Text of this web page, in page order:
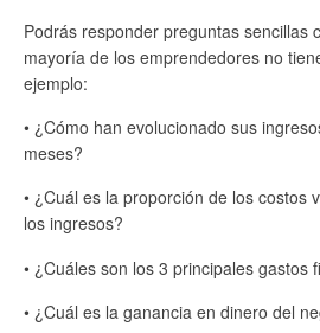
Podrás responder preguntas sencillas
mayoría de los emprendedores no
ejemplo:
• ¿Cómo han evolucionado sus
meses?
• ¿Cuál es la proporción de los costos
los ingresos?
• ¿Cuáles son los 3 principales gastos
• ¿Cuál es la ganancia en dinero del